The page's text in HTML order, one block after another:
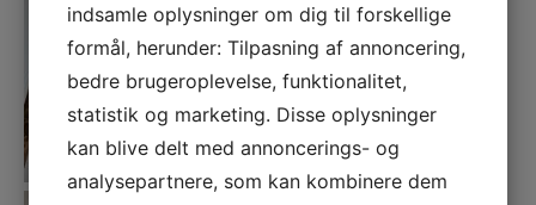
indsamle oplysninger om dig til forskellige
formål, herunder: Tilpasning af annoncering,
bedre brugeroplevelse, funktionalitet,
statistik og marketing. Disse oplysninger
kan blive delt med annoncerings- og
analysepartnere, som kan kombinere dem